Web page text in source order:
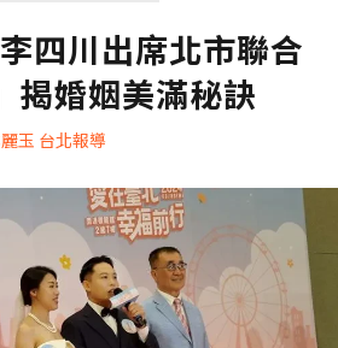
四川出席北市聯合
揭婚姻美滿秘訣
玉 台北報導